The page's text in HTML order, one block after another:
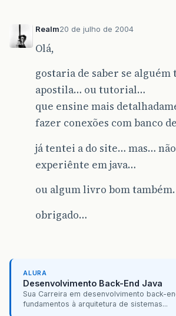
Realm20 de julho de 2004
Olá,
gostaria de saber se alguém
apostila… ou tutorial…
que ensine mais
fazer conexões com banco
já tentei a do site… mas…
experiênte em java…
ou algum livro bom também.
obrigado…
ALURA
Desenvolvimento Back-End Java
Sua Carreira em desenvolvimento back-
fundamentos à arquitetura de sistemas...